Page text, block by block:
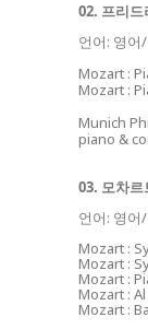
02. 프리드
언어: 영어
Mozart :
Mozart :
Munich
piano &
03. 모차
언어: 영어
Mozart :
Mozart :
Mozart :
Mozart :
Mozart :